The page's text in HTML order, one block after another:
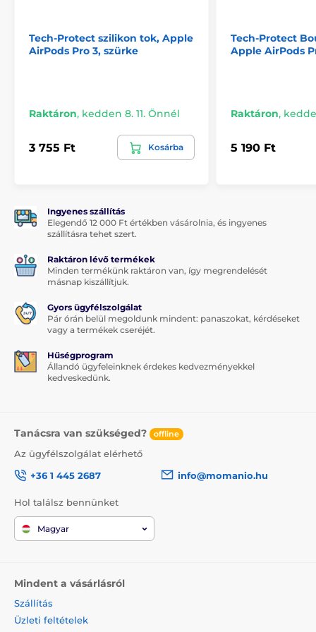
Tech-Protect szilikon tok, Apple
AirPods Pro 3, szürke
Raktáron, kedden 8. 11. Önnél
3 755 Ft Kosárba
Tech-Protect
Apple AirPods
Raktáron,
5 190 Ft
Ingyenes szállítás
Elegendő 12 000 Ft értékben vásárolnia, és ingyenes
szállításra tehet szert.
Raktáron lévő termékek
Minden termékünk raktáron van, így megrendelését
másnap kiszállítjuk.
Gyors ügyfélszolgálat
Pár órán belül megoldunk mindent: panaszokat, kérdéseket
vagy a termékek cseréjét.
Hűségprogram
Állandó ügyfeleinknek érdekes kedvezményekkel
kedveskedünk.
Tanácsra van szükséged? offline
Az ügyfélszolgálat elérhető
+36 1 445 2687
info@momanio.hu
Hol találsz bennünket
Magyar
Mindent a vásárlásról
Szállítás
Üzleti feltételek